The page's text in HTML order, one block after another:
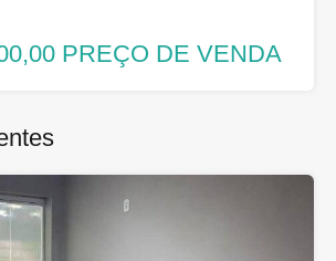
PREÇO DE VENDA